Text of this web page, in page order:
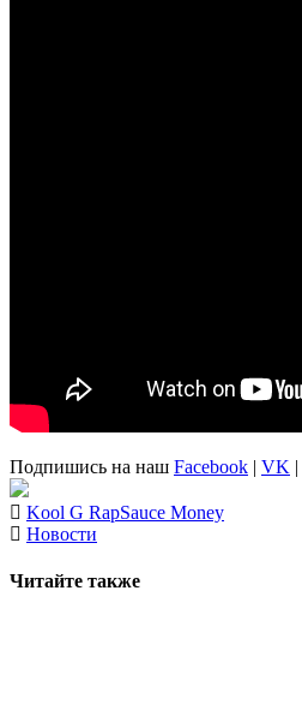
Подпишись на наш Facebook | VK |
Kool G RapSauce Money
Новости
Читайте также